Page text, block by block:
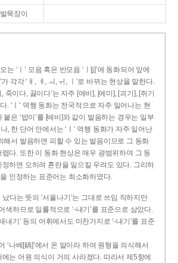
발목장이
는 ‘ㅣ’ 모음 혹은 반모음 ‘ㅣ[j]’에 동화되어 앞에
가 각각 ‘ㅐ, ㅔ, ㅚ, ㅟ, ㅣ’로 바뀌는 현상을 말한다.
죽이다, 끓이다’는 자주 [애비], [에미], [괴기], [쥐기
. ‘ㅣ’ 역행 동화는 전국적으로 자주 일어나는 현
은 ‘밥이’를 [배비]와 같이 발음하는 경우는 일부
, 한 단어 안에서는 ‘ㅣ’ 역행 동화가 자주 일어난
해서 발음하면 피할 수 있는 발음이므로 그 동화
다. 또한 이 동화 현상은 매우 광범위하여 그 동
하면 오히려 혼란을 일으킬 우려도 있다. 그리하
을 인정하는 표준어는 최소화하였다.
다는 뜻의 ‘서울나기’는 그대로 쓰임 직하지만
색하므로 일률적으로 ‘-내기’를 표준으로 삼았다.
내기’ 등의 어휘에서도 마찬가지로 ‘-내기’를 표준
‘나베[鍋]’에서 온 말이라 하여 원형을 의식해서
는 어원 의식이 거의 사라졌다. 따라서 제5항에